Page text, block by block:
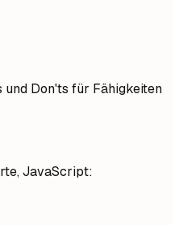
und Don'ts für Fähigkeiten
JavaScript: